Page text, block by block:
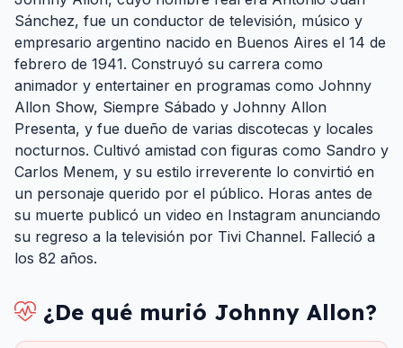
Sánchez, fue un conductor de televisión, músico y
empresario argentino nacido en Buenos Aires el 14 de
febrero de 1941. Construyó su carrera como
animador y entertainer en programas como Johnny
Allon Show, Siempre Sábado y Johnny Allon
Presenta, y fue dueño de varias discotecas y locales
nocturnos. Cultivó amistad con figuras como Sandro y
Carlos Menem, y su estilo irreverente lo convirtió en
un personaje querido por el público. Horas antes de
su muerte publicó un video en Instagram anunciando
su regreso a la televisión por Tivi Channel. Falleció a
los 82 años.
¿De qué murió Johnny Allon?